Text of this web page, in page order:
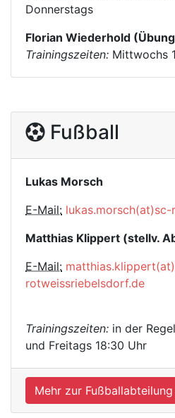
Donnerstags
Florian Wiederhold
Trainingszeiten: Mittwochs
Fußball
Lukas Morsch
E-Mail:
Matthias Klippert (stellv.
E-Mail:
rotweissriebelsdorf.de
Trainingszeiten: in der
und Freitags 18:30 Uhr
Mehr zur Fußballabteilung